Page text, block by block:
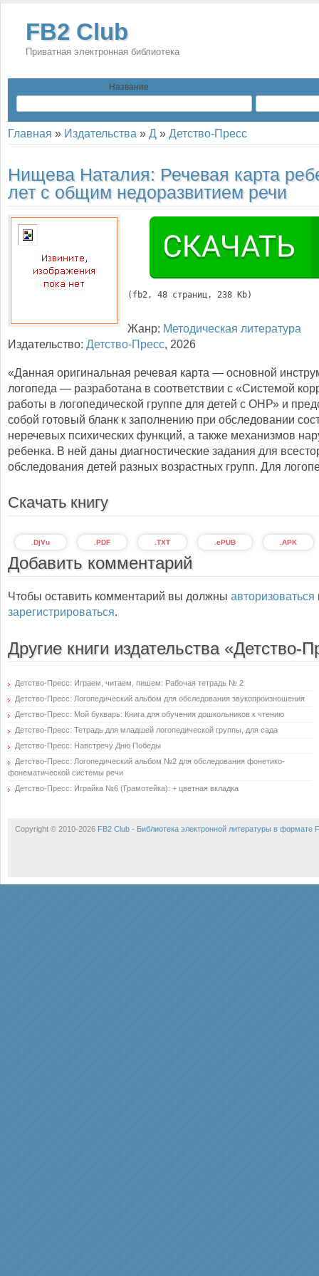
FB2 Club
Приватная электронная библиотека
Название
Главная » Издательства » Д » Детство-Пресс
Нищева Наталия: Речевая карта
лет с общим недоразвитием речи
( fb2, 48 страниц, 238 Kb)
Жанр: Методическая литература
Издательство: Детство-Пресс, 2026
«Данная оригинальная речевая карта — основной
логопеда — разработана в соответствии с «Системой
работы в логопедической группе для детей с ОНР» и
собой готовый бланк к заполнению при обследовании
неречевых психических функций, а также механизмов
ребенка. В ней даны диагностические задания для
обследования детей разных возрастных групп. Для
Скачать книгу
.APK
.ePUB
.TXT
.PDF
.DjVu
Добавить комментарий
Чтобы оставить комментарий вы должны авторизоваться
зарегистрироваться.
Другие книги издательства «Детство-
Детство-Пресс: Играем, читаем, пишем: Рабочая тетрадь № 2
Детство-Пресс: Логопедический альбом для обследования звукопроизношения
Детство-Пресс: Мой букварь: Книга для обучения дошкольников к чтению
Детство-Пресс: Тетрадь для младшей логопедической группы, для сада
Детство-Пресс: Навстречу Дню Победы
Детство-Пресс: Логопедический альбом №2 для обследования фонетико-
фонематической системы речи
Детство-Пресс: Играйка №6 (Грамотейка): + цветная вкладка
Copyright © 2010-2026 FB2 Club - Библиотека электронной литературы в формате